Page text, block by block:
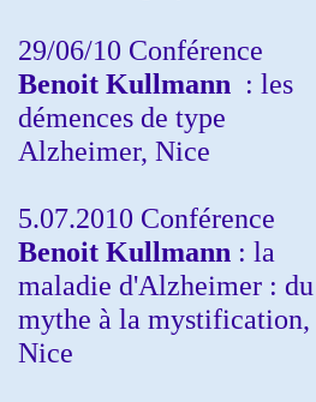
29/06/10 Conférence
Benoit Kullmann : les
démences de type
Alzheimer, Nice
5.07.2010 Conférence
Benoit Kullmann : la
maladie d'Alzheimer : du
mythe à la mystification,
Nice